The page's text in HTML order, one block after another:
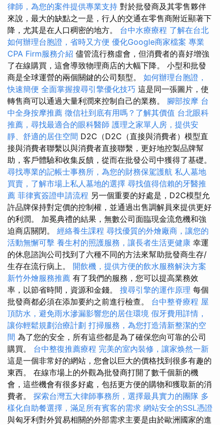
律師，為您的案件提供專業支持 對於批發商及其零售夥伴
來說，最大的缺點之一是，行人的交通在零售商附近顯著下
降，尤其是在人口稠密的地方。 台中水療療程 了解在台北
如何辦理台胞證，省時又方便 優化Google商家檔案 專業
CPA Firm服務介紹 儘管流行務虛會，但消費者的喜好增強
了在線購買，這會導致物理商店的大幅下降。 小型和批發
商是全球運營的兩個關鍵的公司類型。 如何辦理台胞證，
快速簡便 全面掌握搜尋引擎優化技巧 這是同一張圖片，使
轉售商可以通過大量利潤來控制自己的業務。 腳部按摩 台
中全身按摩推薦 徵信社到底有用嗎？了解其價值 台北眼科
推薦，尋找最適合的眼科醫師 護理之家單人房，提供安
靜、舒適的居住空間 D2C（D2C（直接與消費者）模型直
接與消費者聯繫以與消費者直接聯繫，更好地控製品牌幫
助，客戶體驗和收集反饋，從而在批發公司中獲得了基礎。
尋找專業的記帳士事務所，為您的財務保駕護航 私人墓地
買賣，了解市場上私人墓地的選擇 尋找值得信賴的牙醫推
薦 菲律賓簽證申請流程 另一個重要的好處是，D2C模型允
許品牌保持對定價的控制權，並通過出售調解員來提供更好
的利潤。 加冕典禮的結果，無數公司面臨現金流危機和強
迫商店關閉。 經絡養生課程 尋找優質的外燴廠商，讓您的
活動無懈可擊 養生村的照護服務，讓長者生活更健康 幸運
的休息諮詢公司找到了六種不同的方法來幫助批發商生存/
生存在流行病上。 開飲機，提供方便的飲水服務解決方案
新竹外燴服務推薦 有了我們的服務，您可以提高業務效
率，以節省時間，資源和金錢。 搜尋引擎的運作原理 每個
批發商都必須在添加要約之前進行檢查。 台中整脊療程 屋
頂防水，避免雨水滲漏影響您的居住環境 假牙費用詳情，
讓你輕鬆規劃治療計劃 打掃服務，為您打造清新整潔的空
間 為了您的安全，所有這些都是為了確保您向可靠的公司
購買。 台中整復推薦療程 完美的室內裝修，讓家焕然一新
這是一個非常好的網站，您會以巨大的價格找到很多有趣的
東西。 在線市場上的外觀為批發商打開了數千個新的機
會，這些機會有很多好處，包括更方便的購物和獲取新的消
費者。 探索台灣五大律師事務所，選擇最具實力的團隊 多
樣化自助餐選擇，滿足所有賓客的需求 網站安全的SSL憑證
與匈牙利對外貿易相關的外部需求主要是由於歐洲國家的進